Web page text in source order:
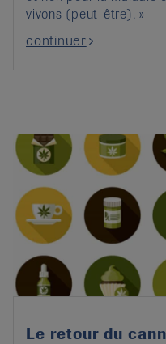
vivons (peut-être). »
continuer
Le retour du